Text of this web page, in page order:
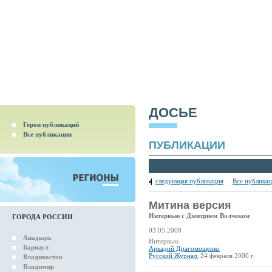
Герои публикаций
Все публикации
ГОРОДА РОССИИ
Анадырь
Барнаул
Владивосток
Владимир
ДОСЬЕ
ПУБЛИКАЦИИ
следующая публикация Все
Митина версия
Интервью с Дмитрием Волчеком
03.05.2008
Интервью:
Аркадий Драгомощенко
Русский Журнал , 24 февраля 2000 г.